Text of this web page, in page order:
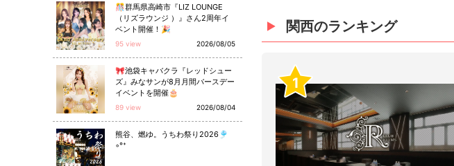
関西のランキング
1
🎊群馬県高崎市『LIZ LOUNGE
（リズラウンジ ）』さん2周年イ
ベント開催！🎉
95 view 2026/08/05
🎀池袋キャバクラ『レッドシュー
ズ』みなサンが8月月間バースデー
イベントを開催🎂
89 view 2026/08/04
熊谷、燃ゆ。うちわ祭り2026🎐
◦°⁺